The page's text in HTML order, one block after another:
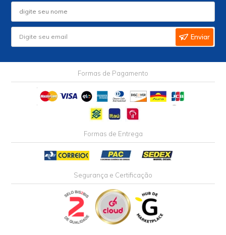
Enviar
Formas de Pagamento
Formas de Entrega
Segurança e Certificação